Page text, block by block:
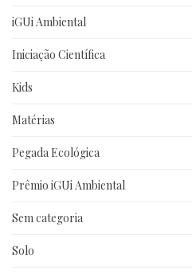
iGUi Ambiental
Iniciação Científica
Kids
Matérias
Pegada Ecológica
Prêmio iGUi Ambiental
Sem categoria
Solo